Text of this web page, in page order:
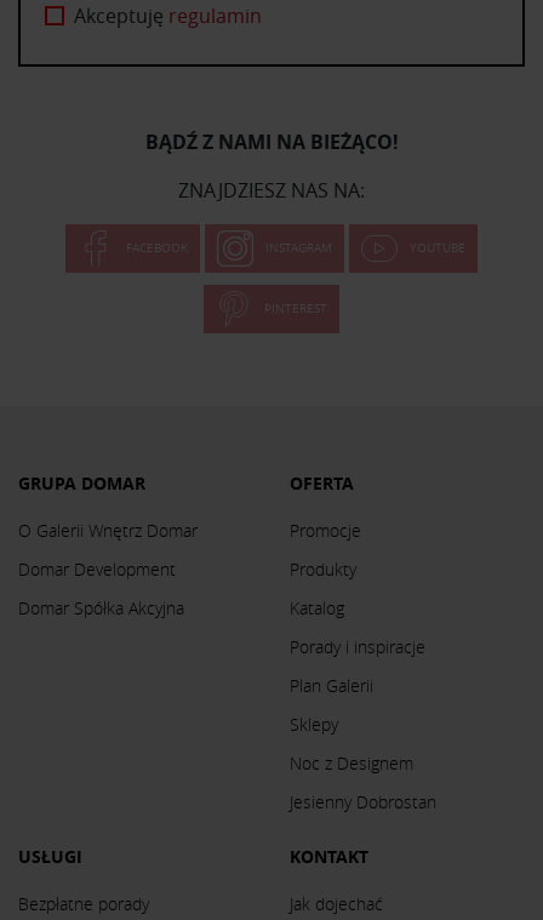
Akceptuję regulamin
BĄDŹ Z NAMI NA BIEŻĄCO!
ZNAJDZIESZ NAS NA:
FACEBOOK INSTAGRAM YOUTUBE
PINTEREST
GRUPA DOMAR
O Galerii Wnętrz Domar
Domar Development
Domar Spółka Akcyjna
OFERTA
Promocje
Produkty
Katalog
Porady i inspiracje
Plan Galerii
Sklepy
Noc z Designem
Jesienny Dobrostan
USŁUGI
Bezpłatne porady
KONTAKT
Jak dojechać